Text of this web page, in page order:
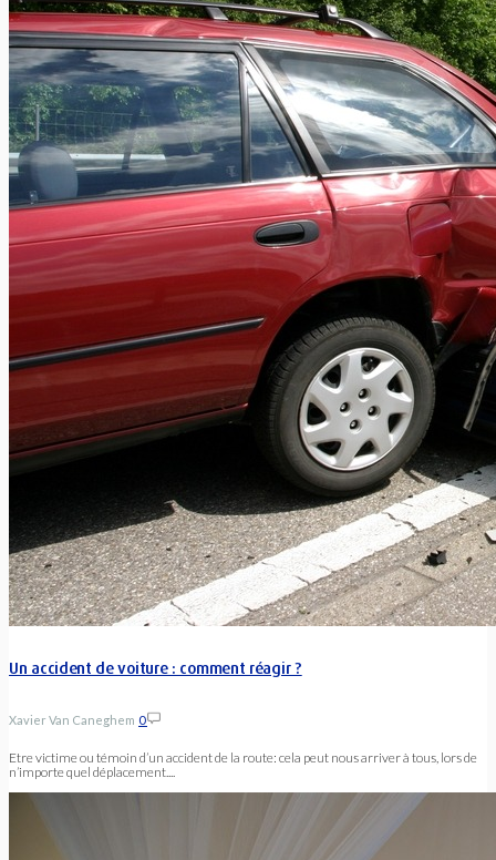
Un accident de voiture : comment réagir ?
Xavier Van Caneghem 0
Etre victime ou témoin d’un accident de la route: cela peut nous arriver à tous, lors de
n’importe quel déplacement....